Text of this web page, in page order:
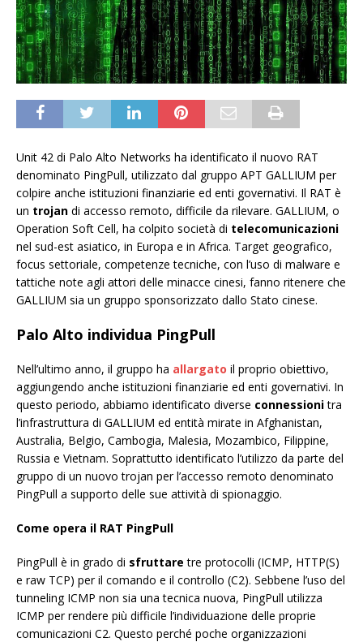
Unit 42 di Palo Alto Networks ha identificato il nuovo RAT
denominato PingPull, utilizzato dal gruppo APT GALLIUM per
colpire anche istituzioni finanziarie ed enti governativi. Il RAT è
un trojan di accesso remoto, difficile da rilevare. GALLIUM, o
Operation Soft Cell, ha colpito società di telecomunicazioni
nel sud-est asiatico, in Europa e in Africa. Target geografico,
focus settoriale, competenze tecniche, con l’uso di malware e
tattiche note agli attori delle minacce cinesi, fanno ritenere che
GALLIUM sia un gruppo sponsorizzato dallo Stato cinese.
Palo Alto individua PingPull
Nell’ultimo anno, il gruppo ha allargato il proprio obiettivo,
aggiungendo anche istituzioni finanziarie ed enti governativi. In
questo periodo, abbiamo identificato diverse connessionitra
l’infrastruttura di GALLIUM ed entità mirate in Afghanistan,
Australia, Belgio, Cambogia, Malesia, Mozambico, Filippine,
Russia e Vietnam. Soprattutto identificato l’utilizzo da parte del
gruppo di un nuovo trojan per l’accesso remoto denominato
PingPull a supporto delle sue attività di spionaggio.
Come opera il RAT PingPull
PingPull è in grado di sfruttare tre protocolli (ICMP, HTTP(S)
e raw TCP) per il comando e il controllo (C2). Sebbene l’uso del
tunneling ICMP non sia una tecnica nuova, PingPull utilizza
ICMP per rendere più difficile l’individuazione delle proprie
comunicazioni C2. Questo perché poche organizzazioni